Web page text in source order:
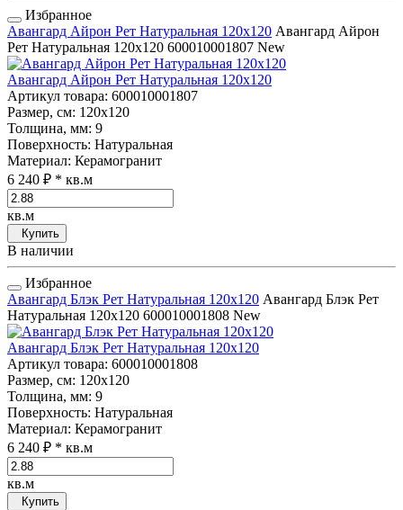
Избранное
Авангард Айрон Рет Натуральная 120x120 Авангард Айрон
Рет Натуральная 120x120 600010001807 New
Авангард Айрон Рет Натуральная 120x120
Артикул товара: 600010001807
Размер, см: 120x120
Толщина, мм: 9
Поверхность: Натуральная
Материал: Керамогранит
6 240 ₽ * кв.м
кв.м
Купить
В наличии
Избранное
Авангард Блэк Рет Натуральная 120x120 Авангард Блэк Рет
Натуральная 120x120 600010001808 New
Авангард Блэк Рет Натуральная 120x120
Артикул товара: 600010001808
Размер, см: 120x120
Толщина, мм: 9
Поверхность: Натуральная
Материал: Керамогранит
6 240 ₽ * кв.м
кв.м
Купить